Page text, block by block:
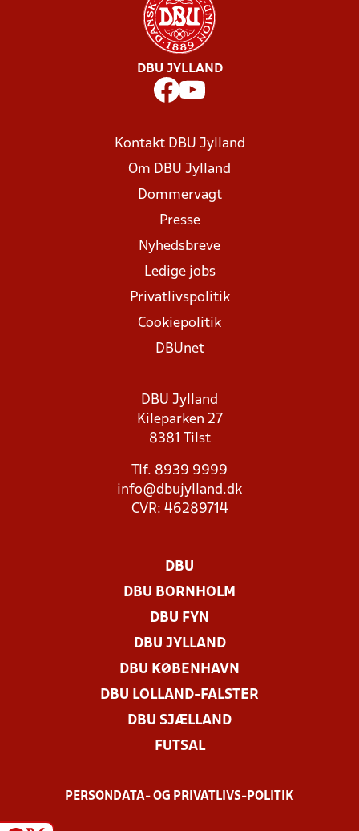
DBU JYLLAND
Kontakt DBU Jylland
Om DBU Jylland
Dommervagt
Presse
Nyhedsbreve
Ledige jobs
Privatlivspolitik
Cookiepolitik
DBUnet
DBU Jylland
Kileparken 27
8381 Tilst
Tlf. 8939 9999
info@dbujylland.dk
CVR: 46289714
DBU
DBU BORNHOLM
DBU FYN
DBU JYLLAND
DBU KØBENHAVN
DBU LOLLAND-FALSTER
DBU SJÆLLAND
FUTSAL
PERSONDATA- OG PRIVATLIVS-POLITIK